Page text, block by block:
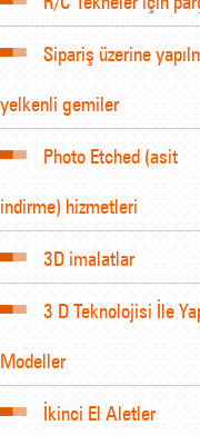
Sipariş üzerine
yelkenli gemiler
Photo Etched (asit
indirme) hizmetleri
3D imalatlar
3 D Teknolojisi İle
Modeller
İkinci El Aletler